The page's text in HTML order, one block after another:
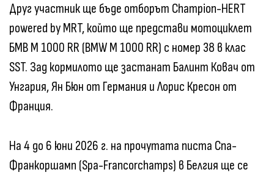
Друг участник ще бъде отборът Champion-HERT
powered by MRT, който ще представи мотоциклет
БМВ M 1000 RR (BMW M 1000 RR) с номер 38 в клас
SST. Зад кормилото ще застанат Балинт Ковач от
Унгария, Ян Бюн от Германия и Лорис Кресон от
Франция.
На 4 до 6 юни 2026 г. на прочутата писта Спа-
Франкоршамп (Spa-Francorchamps) в Белгия ще се